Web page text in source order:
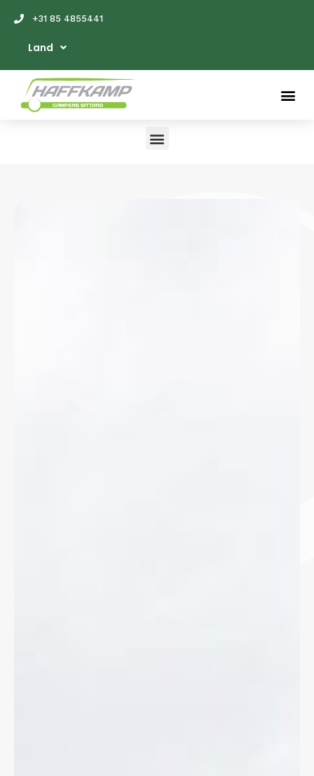
+31 85 4855441
Land